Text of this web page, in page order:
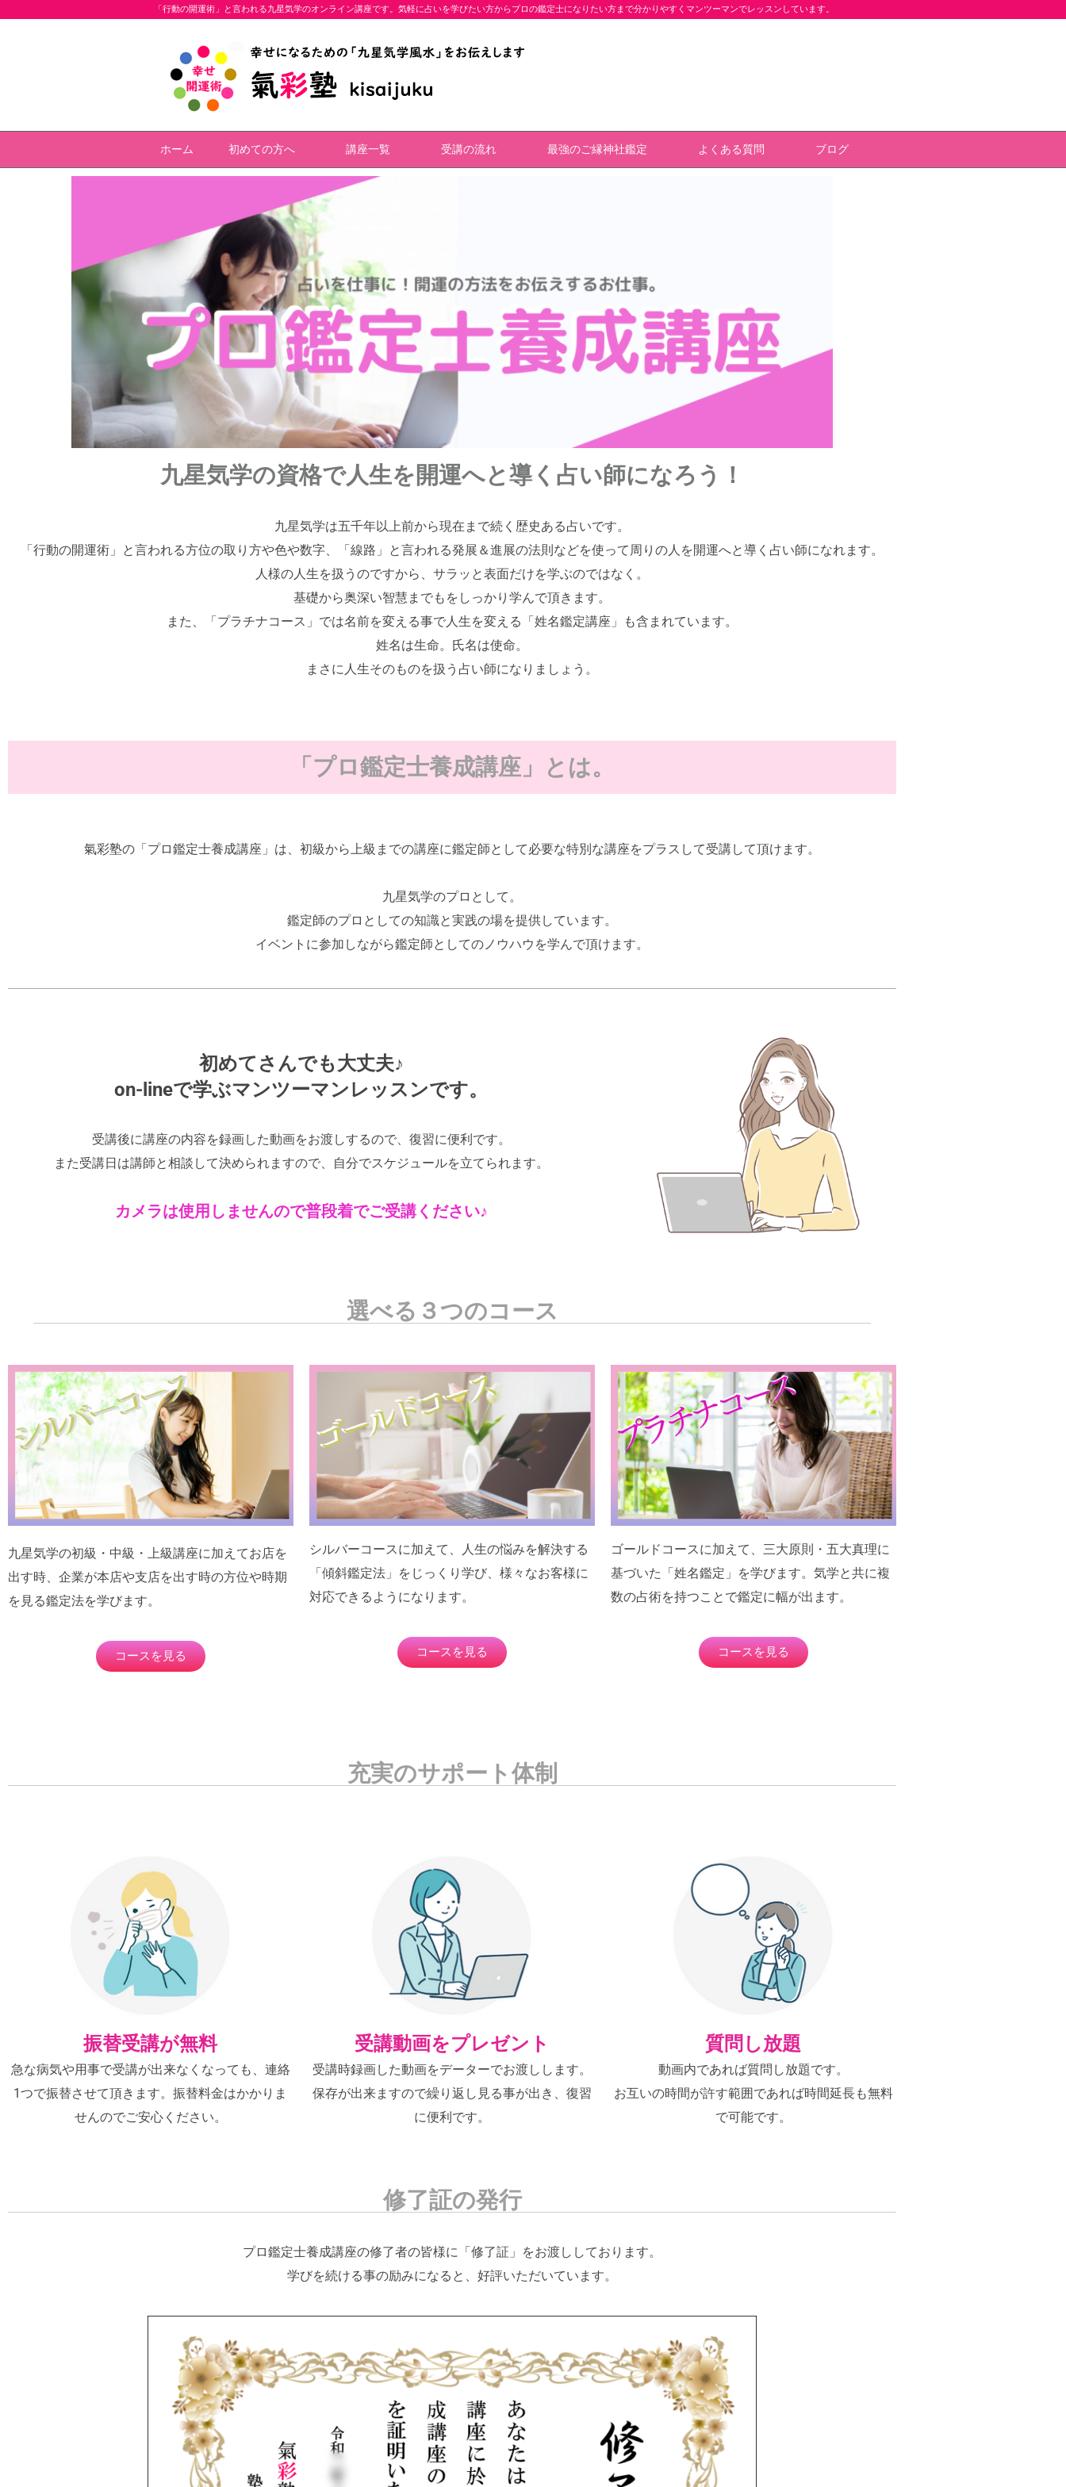
「行動の開運術」と言われる九星気学のオンライン講座です。気軽に占いを学びたい方からプロの鑑定士になりたい方まで分かりやすくマンツーマンでレッスンしています。
ホーム 初めての方へ 講座一覧 受講の流れ 最強のご縁神社鑑定 よくある質問 ブログ
九星気学の資格で人生を開運へと導く占い師になろう！
九星気学は五千年以上前から現在まで続く歴史ある占いです。
「行動の開運術」と言われる方位の取り方や色や数字、「線路」と言われる発展＆進展の法則などを使って周りの人を開運へと導く占い師になれます。
人様の人生を扱うのですから、サラッと表面だけを学ぶのではなく。
基礎から奥深い智慧までもをしっかり学んで頂きます。
また、「プラチナコース」では名前を変える事で人生を変える「姓名鑑定講座」も含まれています。
姓名は生命。氏名は使命。
まさに人生そのものを扱う占い師になりましょう。
「プロ鑑定士養成講座」とは。
氣彩塾の「プロ鑑定士養成講座」は、初級から上級までの講座に鑑定師として必要な特別な講座をプラスして受講して頂けます。
九星気学のプロとして。
鑑定師のプロとしての知識と実践の場を提供しています。
イベントに参加しながら鑑定師としてのノウハウを学んで頂けます。
初めてさんでも大丈夫♪
on-lineで学ぶマンツーマンレッスンです。
受講後に講座の内容を録画した動画をお渡しするので、復習に便利です。
また受講日は講師と相談して決められますので、自分でスケジュールを立てられます。
カメラは使用しませんので普段着でご受講ください♪
選べる３つのコース
九星気学の初級・中級・上級講座に加えてお店を
出す時、企業が本店や支店を出す時の方位や時期
を見る鑑定法を学びます。
コースを見る
シルバーコースに加えて、人生の悩みを解決する
「傾斜鑑定法」をじっくり学び、様々なお客様に
対応できるようになります。
コースを見る
ゴールドコースに加えて、三大原則・五大真理に
基づいた「姓名鑑定」を学びます。気学と共に複
数の占術を持つことで鑑定に幅が出ます。
コースを見る
充実のサポート体制
振替受講が無料
急な病気や用事で受講が出来なくなっても、連絡
1つで振替させて頂きます。振替料金はかかりま
せんのでご安心ください。
受講動画をプレゼント
受講時録画した動画をデーターでお渡しします。
保存が出来ますので繰り返し見る事が出き、復習
に便利です。
質問し放題
動画内であれば質問し放題です。
お互いの時間が許す範囲であれば時間延長も無料
で可能です。
修了証の発行
プロ鑑定士養成講座の修了者の皆様に「修了証」をお渡ししております。
学びを続ける事の励みになると、好評いただいています。